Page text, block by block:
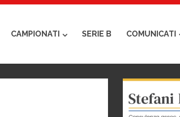
CAMPIONATI SERIE B COMUNICATI